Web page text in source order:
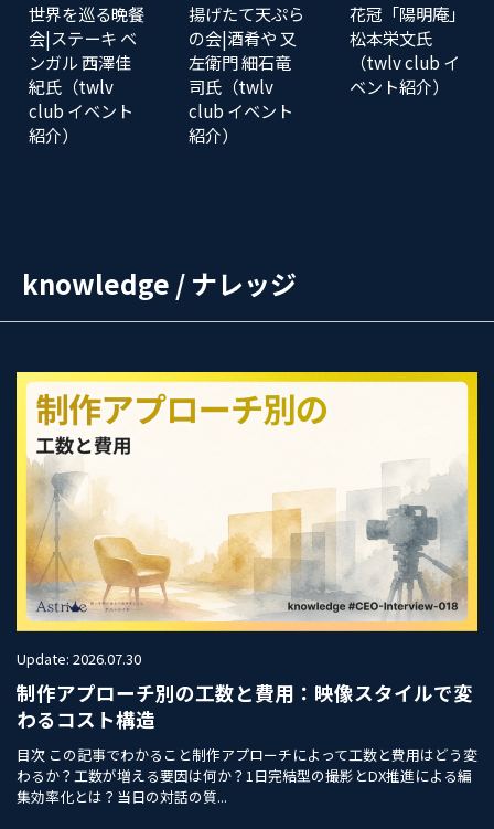
世界を巡る晩餐
会|ステーキ ベ
ンガル 西澤佳
紀氏（twlv
club イベント
紹介）
揚げたて天ぷら
の会|酒肴や 又
左衛門 細石竜
司氏（twlv
club イベント
紹介）
花冠「陽明庵」
松本栄文氏
（twlv club イ
ベント紹介）
knowledge / ナレッジ
Update: 2026.07.30
制作アプローチ別の工数と費用：映像スタイルで変
わるコスト構造
目次 この記事でわかること制作アプローチによって工数と費用はどう変
わるか？工数が増える要因は何か？1日完結型の撮影とDX推進による編
集効率化とは？当日の対話の質...